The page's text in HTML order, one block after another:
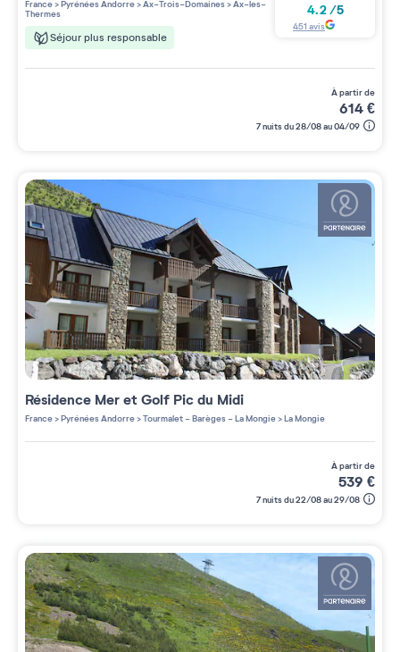
France>Pyrénées Andorre>Ax-Trois-Domaines>Ax-les-
Thermes
Séjour plus responsable
4.2 /5
451 avis
à partir de
614€
7 nuits du 28/08 au 04/09
Résidence Mer et Golf Pic du Midi
France>Pyrénées Andorre>Tourmalet - Barèges - La Mongie>La Mongie
à partir de
539 €
7 nuits du 22/08 au 29/08